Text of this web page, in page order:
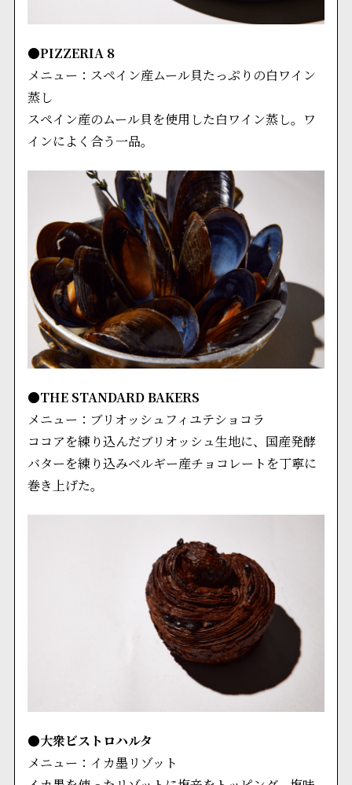
●PIZZERIA 8
メニュー：スペイン産ムール貝たっぷりの白ワイン
蒸し
スペイン産のムール貝を使用した白ワイン蒸し。ワ
インによく合う一品。
●THE STANDARD BAKERS
メニュー：ブリオッシュフィユテショコラ
ココアを練り込んだブリオッシュ生地に、国産発酵
バターを練り込みベルギー産チョコレートを丁寧に
巻き上げた。
●大衆ビストロハルタ
メニュー：イカ墨リゾット